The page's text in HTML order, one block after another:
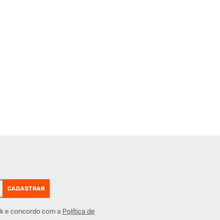
CADASTRAR
e concordo com a Política de